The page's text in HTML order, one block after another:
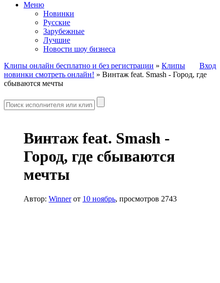
Меню
Новинки
Русские
Зарубежные
Лучшие
Новости шоу бизнеса
Вход
Клипы онлайн бесплатно и без регистрации » Клипы
новинки смотреть онлайн! » Винтаж feat. Smash - Город, где
сбываются мечты
Винтаж feat. Smash -
Город, где сбываются
мечты
Автор: Winnerот 10 ноябрь, просмотров 2743